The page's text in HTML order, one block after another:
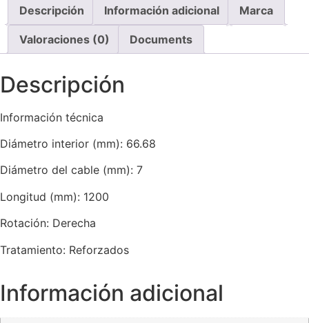
Descripción Información adicional Marca
Valoraciones (0) Documents
Descripción
Información técnica
Diámetro interior (mm): 66.68
Diámetro del cable (mm): 7
Longitud (mm): 1200
Rotación: Derecha
Tratamiento: Reforzados
Información adicional